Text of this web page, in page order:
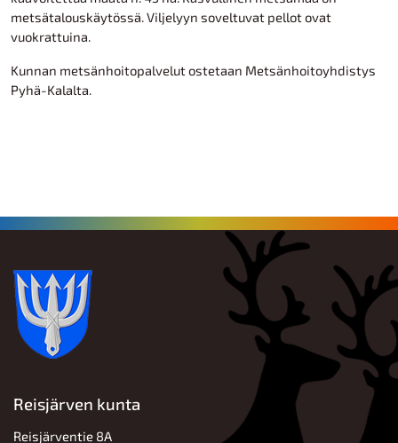
metsätalouskäytössä. Viljelyyn soveltuvat pellot ovat
vuokrattuina.
Kunnan metsänhoitopalvelut ostetaan Metsänhoitoyhdistys
Pyhä-Kalalta.
Reisjärven kunta
Reisjärventie 8A